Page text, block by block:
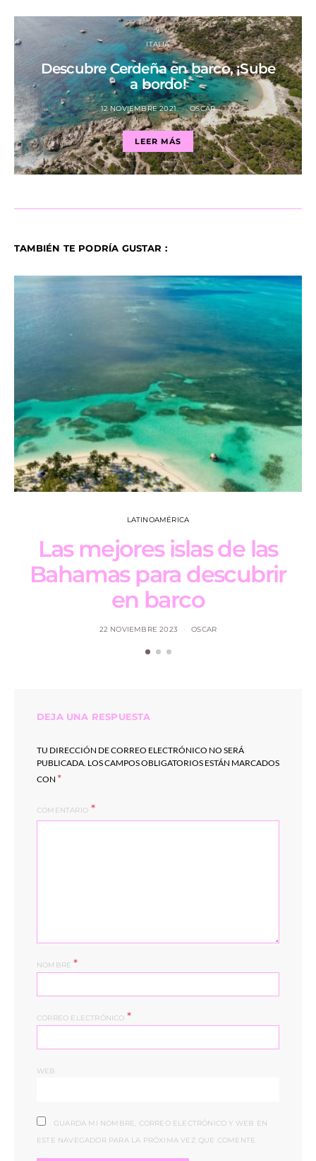
ITALIA
Descubre Cerdeña en barco, ¡Sube
a bordo!
12 NOVIEMBRE 2021 OSCAR
LEER MÁS
TAMBIÉN TE PODRÍA GUSTAR :
LATINOAMÉRICA
Las mejores islas de las
Bahamas para descubrir
en barco
22 NOVIEMBRE 2023 OSCAR
DEJA UNA RESPUESTA
TU DIRECCIÓN DE CORREO ELECTRÓNICO NO SERÁ
PUBLICADA. LOS CAMPOS OBLIGATORIOS ESTÁN MARCADOS
CON *
COMENTARIO
NOMBRE*
CORREO ELECTRÓNICO *
WEB
GUARDA MI NOMBRE, CORREO ELECTRÓNICO Y WEB EN
ESTE NAVEGADOR PARA LA PRÓXIMA VEZ QUE COMENTE.